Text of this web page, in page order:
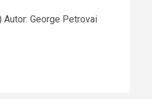
Autor: George Petrovai